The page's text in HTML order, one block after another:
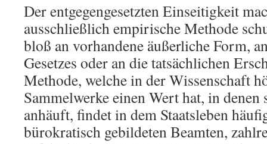
Der entgegengesetzten Einseitigkeit
ausschließlich empirische Methode
bloß an vorhandene äußerliche Form,
Gesetzes oder an die tatsächlichen
Methode, welche in der Wissenschaft
Sammelwerke einen Wert hat, in denen
anhäuft, findet in dem Staatsleben
bürokratisch gebildeten Beamten,